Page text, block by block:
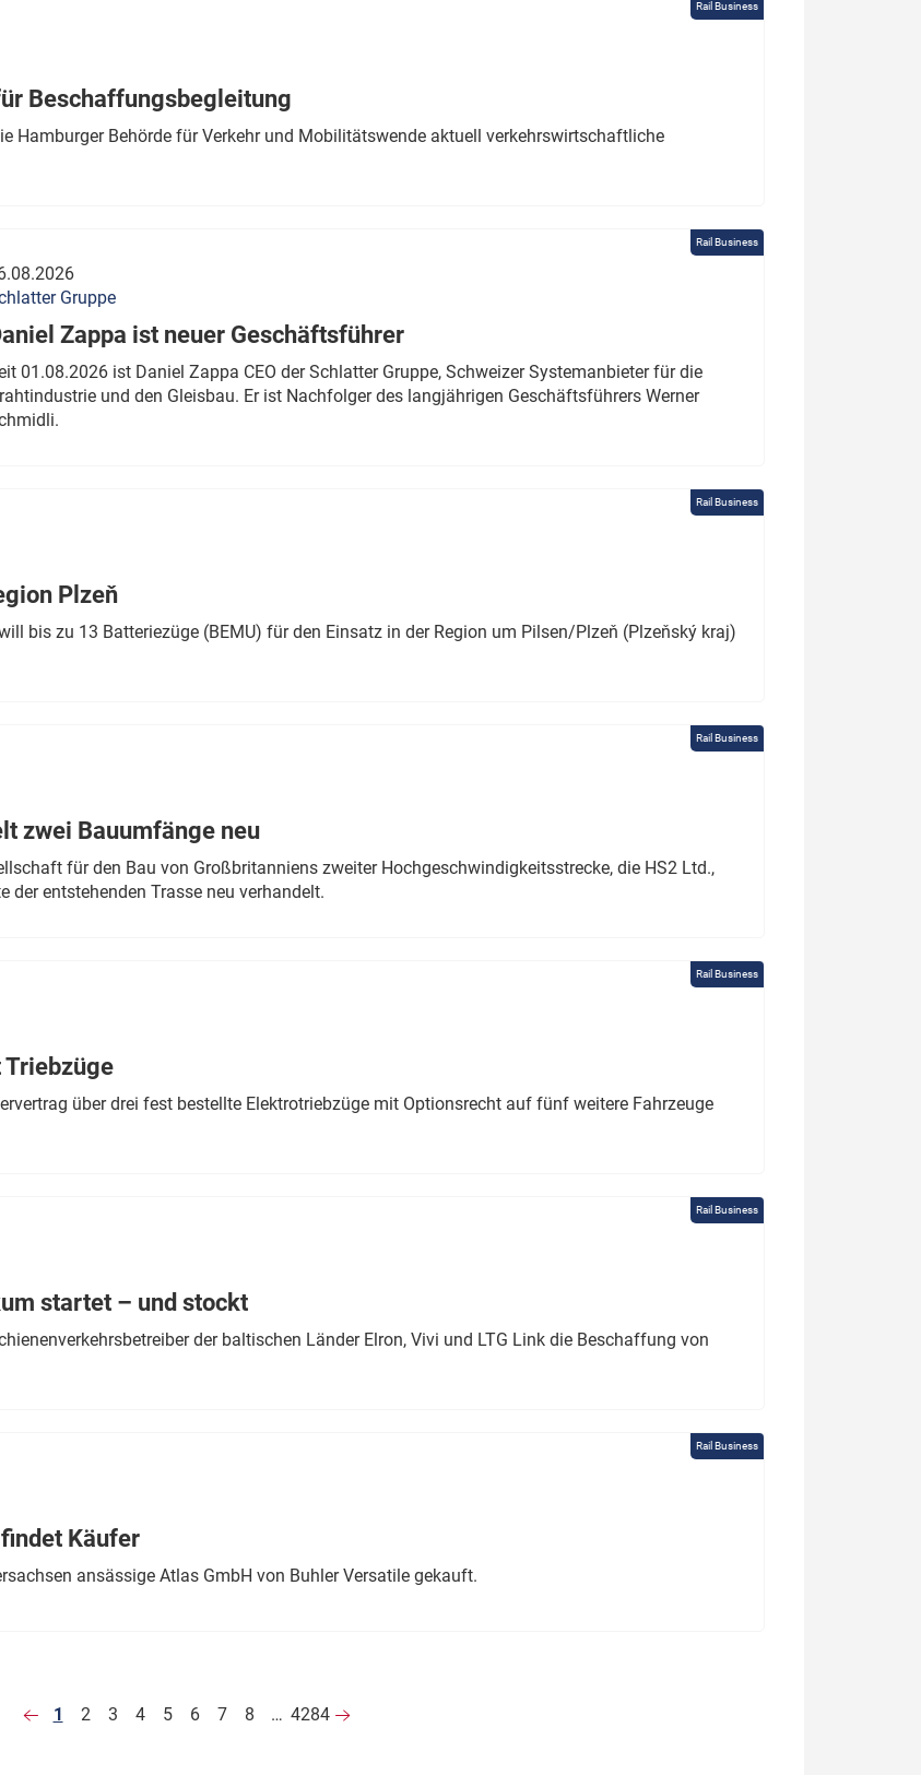
Rail Business
Beschaffungsbegleitung
Hamburger Behörde für Verkehr und Mobilitätswende aktuell verkehrswirtschaftliche
Rail Business
Gruppe
Zappa ist neuer Geschäftsführer
01.08.2026 ist Daniel Zappa CEO der Schlatter Gruppe, Schweizer Systemanbieter für die
und den Gleisbau. Er ist Nachfolger des langjährigen Geschäftsführers Werner
Rail Business
Plzeň
bis zu 13 Batteriezüge (BEMU) für den Einsatz in der Region um Pilsen/Plzeň (Plzeňský kraj)
Rail Business
zwei Bauumfänge neu
für den Bau von Großbritanniens zweiter Hochgeschwindigkeitsstrecke, die HS2 Ltd.,
entstehenden Trasse neu verhandelt.
Rail Business
über drei fest bestellte Elektrotriebzüge mit Optionsrecht auf fünf weitere Fahrzeuge
Rail Business
startet – und stockt
der baltischen Länder Elron, Vivi und LTG Link die Beschaffung von
Rail Business
Käufer
ansässige Atlas GmbH von Buhler Versatile gekauft.
1 2 3 4 5 6 7 8 … 4284